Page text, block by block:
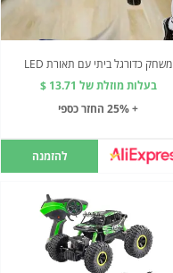
משחק כדורגל ביתי עם תאורת LED
בעלות מוזלת של 13.71 $
+ 25% החזר כספי
להזמנה